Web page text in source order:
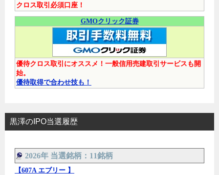
クロス取引必須口座！
GMOクリック証券
優待クロス取引にオススメ！一般信用売建取引サービスも開
始。
優待取得で合わせ技も！
黒澤のIPO当選履歴
2026年 当選銘柄：11銘柄
【607A エブリー 】